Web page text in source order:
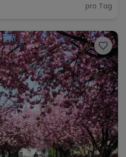
Corvette
pro Tag